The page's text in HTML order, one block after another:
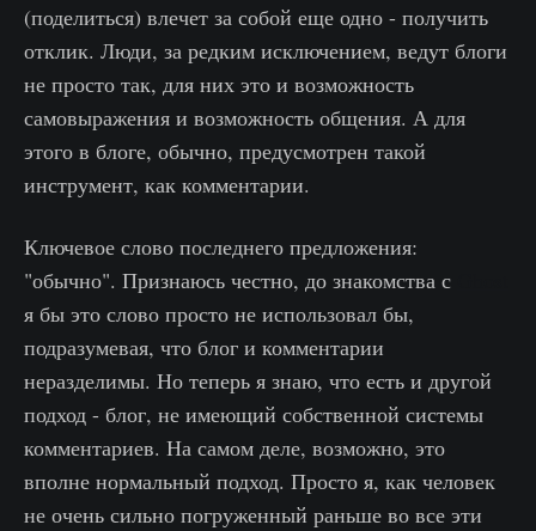
(поделиться) влечет за собой еще одно - получить
отклик. Люди, за редким исключением, ведут блоги
не просто так, для них это и возможность
самовыражения и возможность общения. А для
этого в блоге, обычно, предусмотрен такой
инструмент, как комментарии.
Ключевое слово последнего предложения:
"обычно". Признаюсь честно, до знакомства с
я бы это слово просто не использовал бы,
подразумевая, что блог и комментарии
неразделимы. Но теперь я знаю, что есть и другой
подход - блог, не имеющий собственной системы
комментариев. На самом деле, возможно, это
вполне нормальный подход. Просто я, как человек
не очень сильно погруженный раньше во все эти